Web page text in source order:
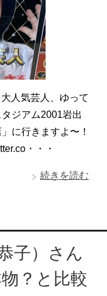
人気芸人、ゆって
ジアム2001岩出
に行きますよ〜！
・・・
続きを読む
子）さん
？と比較